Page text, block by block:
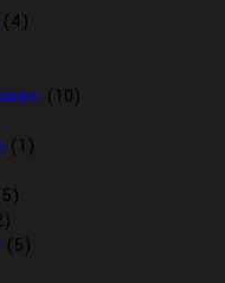
(4)
(10)
(1)
(5)